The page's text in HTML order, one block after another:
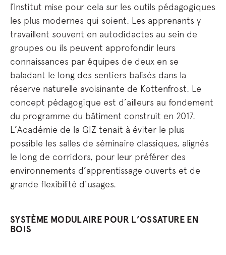
l’Institut mise pour cela sur les outils pédagogiques
les plus modernes qui soient. Les apprenants y
travaillent souvent en autodidactes au sein de
groupes ou ils peuvent approfondir leurs
connaissances par équipes de deux en se
baladant le long des sentiers balisés dans la
réserve naturelle avoisinante de Kottenfrost. Le
concept pédagogique est d’ailleurs au fondement
du programme du bâtiment construit en 2017.
L’Académie de la GIZ tenait à éviter le plus
possible les salles de séminaire classiques, alignés
le long de corridors, pour leur préférer des
environnements d’apprentissage ouverts et de
grande flexibilité d’usages.
SYSTÈME MODULAIRE POUR L’OSSATURE EN
BOIS